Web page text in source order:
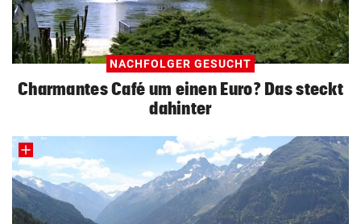
NACHFOLGER GESUCHT
Charmantes Café um einen Euro? Das steckt
dahinter